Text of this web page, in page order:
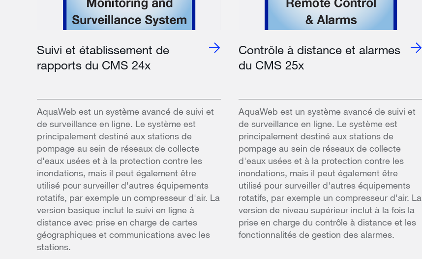
Suivi et établissement de
rapports du CMS 24x
AquaWeb est un système avancé de suivi et
de surveillance en ligne. Le système est
principalement destiné aux stations de
pompage au sein de réseaux de collecte
d'eaux usées et à la protection contre les
inondations, mais il peut également être
utilisé pour surveiller d'autres équipements
rotatifs, par exemple un compresseur d'air. La
version basique inclut le suivi en ligne à
distance avec prise en charge de cartes
géographiques et communications avec les
stations.
Contrôle à distance et alarmes
du CMS 25x
AquaWeb est un système avancé de suivi et
de surveillance en ligne. Le système est
principalement destiné aux stations de
pompage au sein de réseaux de collecte
d'eaux usées et à la protection contre les
inondations, mais il peut également être
utilisé pour surveiller d'autres équipements
rotatifs, par exemple un compresseur d'air. La
version de niveau supérieur inclut à la fois la
prise en charge du contrôle à distance et les
fonctionnalités de gestion des alarmes.